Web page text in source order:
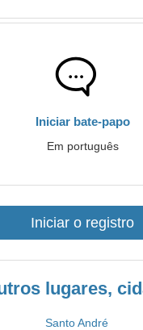
Iniciar bate-papo
Em português
Iniciar o registro
lugares,
Santo André